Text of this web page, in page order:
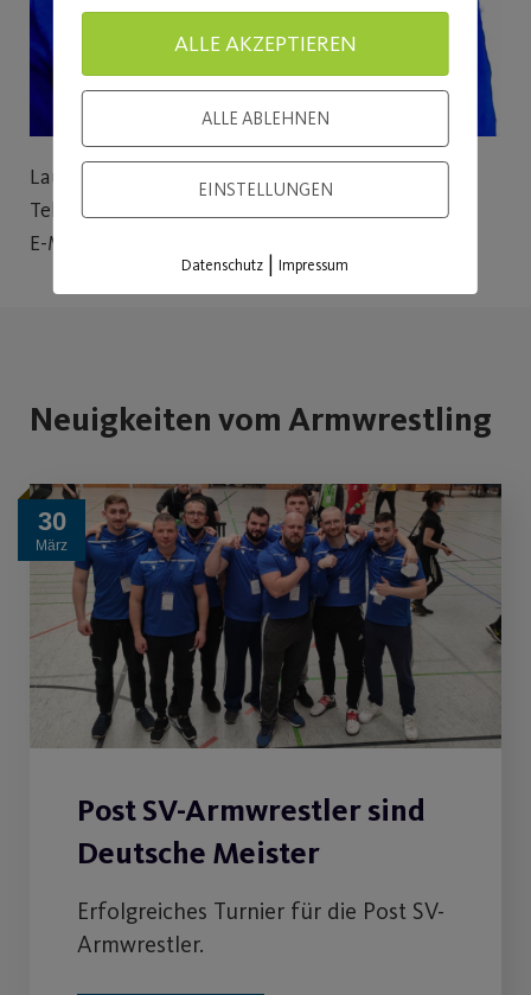
Laura Urlaub
Tel: 0911-954595 67
E-Mail:
Neuigkeiten vom Armwrestling
30
März
Post SV-Armwrestler sind
Deutsche Meister
Erfolgreiches Turnier für die Post SV-
Armwrestler.
ALLE AKZEPTIEREN
ALLE ABLEHNEN
EINSTELLUNGEN
Datenschutz |Impressum